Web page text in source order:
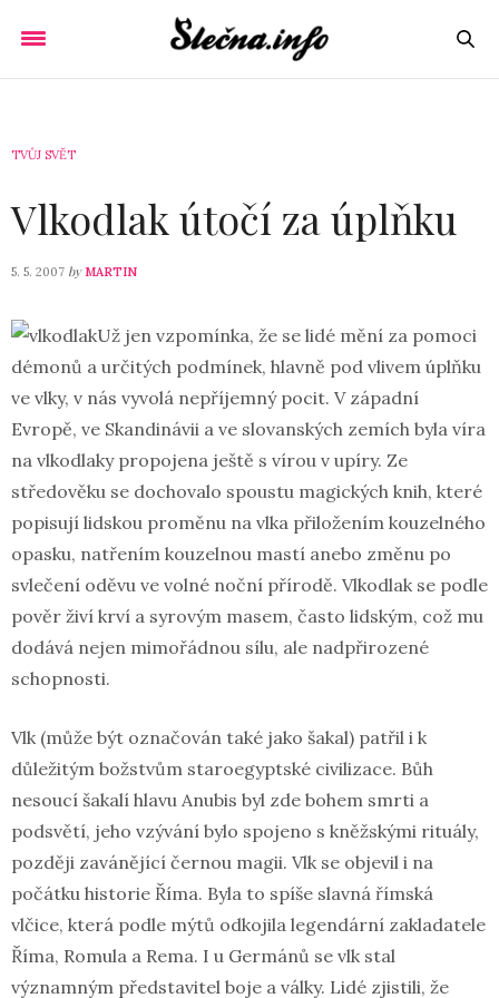
TVŮJ SVĚT
Vlkodlak útočí za úplňku
5. 5. 2007 by MARTIN
Už jen vzpomínka, že se lidé mění za pomoci
démonů a určitých podmínek, hlavně pod vlivem úplňku
ve vlky, v nás vyvolá nepříjemný pocit. V západní
Evropě, ve Skandinávii a ve slovanských zemích byla víra
na vlkodlaky propojena ještě s vírou v upíry. Ze
středověku se dochovalo spoustu magických knih, které
popisují lidskou proměnu na vlka přiložením kouzelného
opasku, natřením kouzelnou mastí anebo změnu po
svlečení oděvu ve volné noční přírodě. Vlkodlak se podle
pověr živí krví a syrovým masem, často lidským, což mu
dodává nejen mimořádnou sílu, ale nadpřirozené
schopnosti.
Vlk (může být označován také jako šakal) patřil i k
důležitým božstvům staroegyptské civilizace. Bůh
nesoucí šakalí hlavu Anubis byl zde bohem smrti a
podsvětí, jeho vzývání bylo spojeno s kněžskými rituály,
později zavánějící černou magii. Vlk se objevil i na
počátku historie Říma. Byla to spíše slavná římská
vlčice, která podle mýtů odkojila legendární zakladatele
Říma, Romula a Rema. I u Germánů se vlk stal
významným představitel boje a války. Lidé zjistili, že